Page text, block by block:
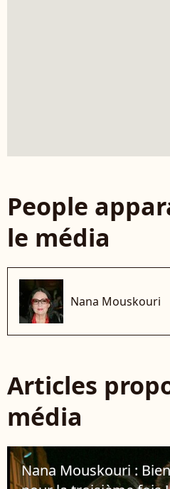
People
le média
Nana Mouskouri
Articles
média
Nana Mouskouri :